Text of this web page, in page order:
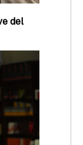
del